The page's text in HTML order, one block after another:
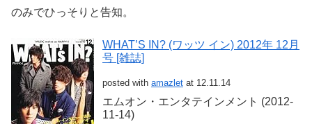
のみでひっそりと告知。
WHAT’S IN? (ワッツ イン) 2012年 12月
号 [雑誌]
posted with amazlet at 12.11.14
エムオン・エンタテインメント (2012-
11-14)